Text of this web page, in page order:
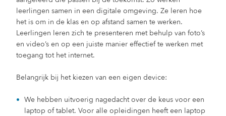
leerlingen samen in een digitale omgeving. Ze leren hoe
het is om in de klas en op afstand samen te werken.
Leerlingen leren zich te presenteren met behulp van foto’s
en video’s en op een juiste manier effectief te werken met
toegang tot het internet.
Belangrijk bij het kiezen van een eigen device:
We hebben uitvoerig nagedacht over de keus voor een
laptop of tablet. Voor alle opleidingen heeft een laptop